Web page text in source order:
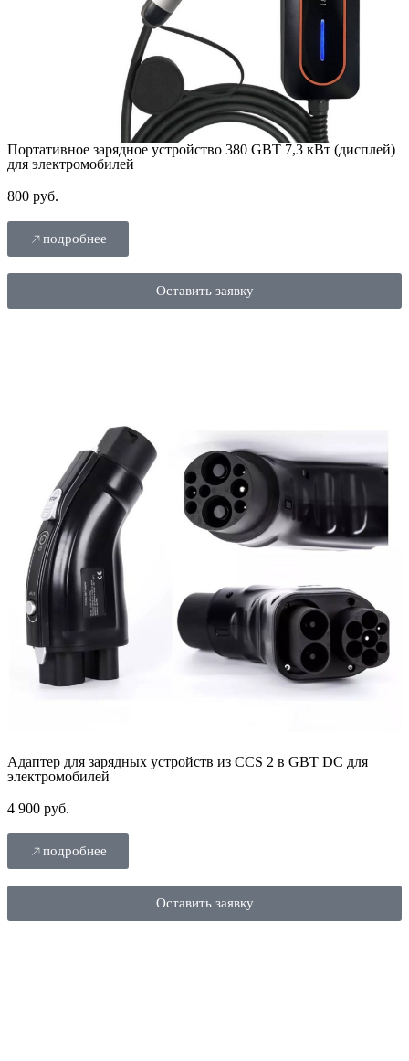
Портативное зарядное устройство 380 GBT 7,3 кВт (дисплей)
для электромобилей
800 руб.
подробнее
Оставить заявку
Адаптер для зарядных устройств из CCS 2 в GBT DC для
электромобилей
4 900 руб.
подробнее
Оставить заявку